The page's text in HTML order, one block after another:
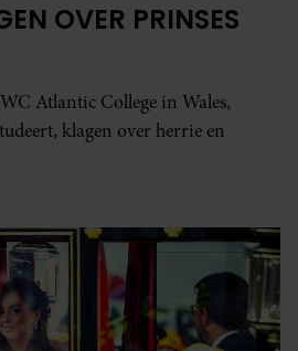
OVER PRINSES
Atlantic College in Wales,
klagen over herrie en